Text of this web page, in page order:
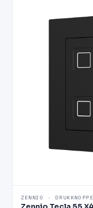
ZENNIO ·